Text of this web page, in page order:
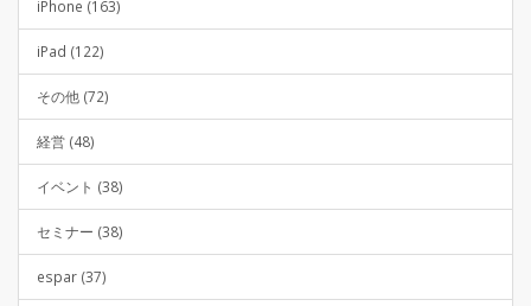
iPhone (163)
iPad (122)
その他 (72)
経営 (48)
イベント (38)
セミナー (38)
espar (37)